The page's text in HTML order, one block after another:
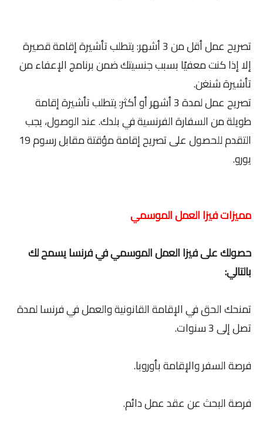
تصريح عمل أقل من 3 أشهر: يتطلب تأشيرة إقامة قصيرة
إلا إذا كنت معفيًا بسبب جنسيتك ضمن برنامج الإعفاء من
تأشيرة شنغن.
تصريح عمل لمدة 3 أشهر أو أكثر: يتطلب تأشيرة إقامة
طويلة من السفارة الفرنسية في بلدك. عند الوصول، يجب
التقدم للحصول على تصريح إقامة مؤقتة مقابل رسوم 19
يورو.
مميزات فيزا العمل الموسمي
حصولك على فيزا العمل الموسمي في فرنسا يسمح لك
بالتالي:
تمنحك الحق في الإقامة القانونية والعمل في فرنسا لمدة
تصل إلى 3 سنوات.
فرصة السفر والإقامة بأوروبا.
فرصة البحث عن عقد عمل دائم.